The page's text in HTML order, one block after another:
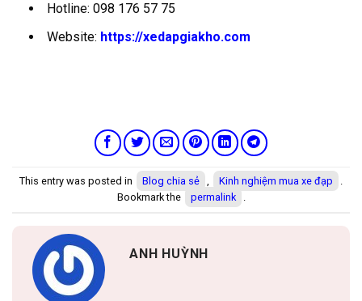
Hotline: 098 176 57 75
Website: https://xedapgiakho.com
This entry was posted in Blog chia sẻ Kinh nghiệm mua xe đạp
Bookmark the
permalink
ANH HUỲNH